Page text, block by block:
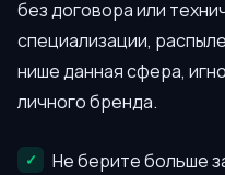
без договора или
специализации,
нише данная сфера,
личного бренда.
Не берите больше